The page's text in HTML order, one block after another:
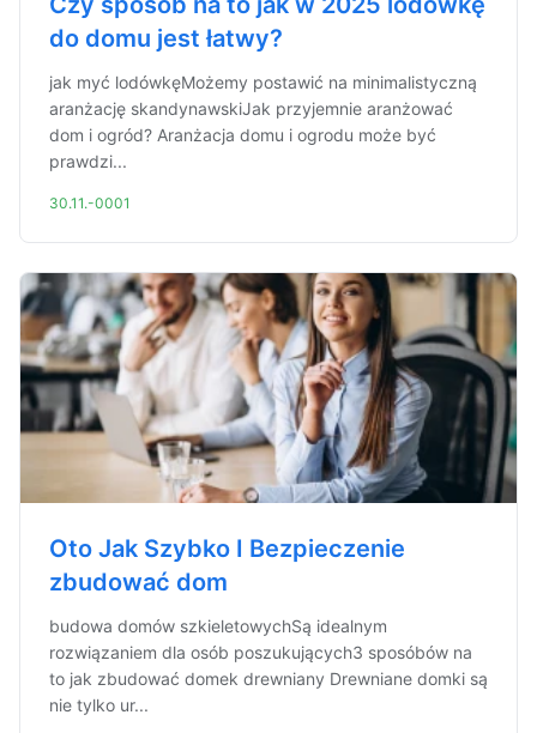
do domu jest łatwy?
jak myć lodówkęMożemy postawić na minimalistyczną
aranżację skandynawskiJak przyjemnie aranżować
dom i ogród? Aranżacja domu i ogrodu może być
prawdzi...
30.11.-0001
Oto Jak Szybko I Bezpieczenie
zbudować dom
budowa domów szkieletowychSą idealnym
rozwiązaniem dla osób poszukujących3 sposóbów na
to jak zbudować domek drewniany Drewniane domki są
nie tylko ur...